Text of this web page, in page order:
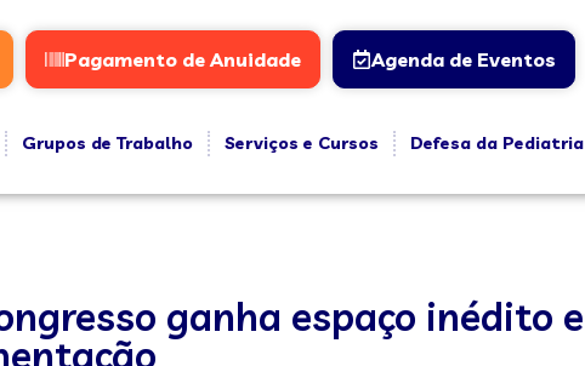
Pagamento de Anuidade Agenda de Eventos
Grupos de Trabalho Serviços e Cursos
Defesa da Pediatria
ganha espaço inédito e